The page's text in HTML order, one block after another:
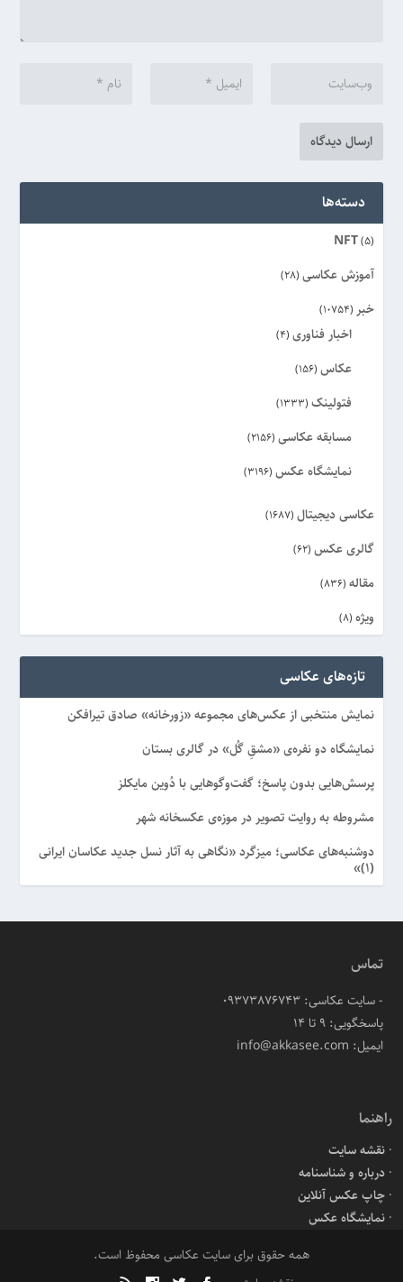
دسته‌ها
NFT(5)
آموزش عکاسی (28)
خبر (10754)
اخبار فناوری (4)
عکاس (156)
فتولینک (1333)
مسابقه عکاسی (2156)
نمایشگاه عکس (3196)
عکاسی دیجیتال (1687)
گالری عکس (62)
مقاله (836)
ویژه (8)
تازه‌های عکاسی
نمایش منتخبی از عکس‌های مجموعه «زورخانه» صادق تیرافکن
نمایشگاه دو نفره‌ی «مشقِ گُل» در گالری بستان
پرسش‌هایی بدون پاسخ؛ گفت‌وگوهایی با دُوین مایکلز
مشروطه به روایت تصویر در موزه‌ی عکسخانه شهر
دوشنبه‌های عکاسی؛ میزگرد «نگاهی به آثار نسل جدید عکاسان ایرانی
(۱)»
تماس
- سایت عکاسی: 09373876743
پاسخگویی: ۹ تا ۱۴
ایمیل: info@akkasee.com
راهنما
نقشه سایت
درباره و شناسنامه
چاپ عکس آنلاین
نمایشگاه عکس
همه حقوق برای سایت عکاسی محفوظ است.